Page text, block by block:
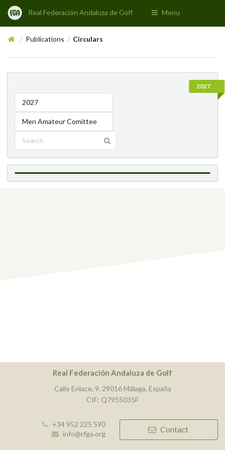
Real Federación Andaluza de Golf Menu
/ Publications / Circulars
2027
2027
Men Amateur Comittee
Real Federación Andaluza de Golf
Calle Enlace, 9. 29016 Málaga, España
CIF: Q7955035F
+34 952 225 590
info@rfga.org
Contact